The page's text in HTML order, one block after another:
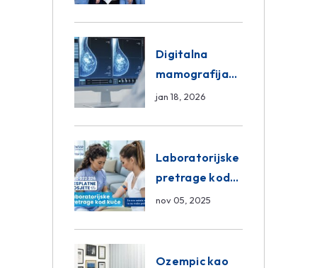
Group
Digitalna
mamografija
Sarajevo –
Centar
Poliklinika
jan 18, 2026
Laboratorijske
pretrage kod
kuće – novo u
Poliklinici
nov 05, 2025
Ozempic kao